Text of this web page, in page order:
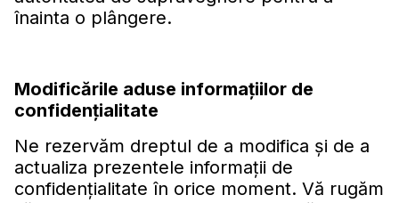
înainta o plângere.
Modificările aduse informaţiilor de
confidenţialitate
Ne rezervăm dreptul de a modifica şi de a
actualiza prezentele informaţii de
confidenţialitate în orice moment. Vă rugăm